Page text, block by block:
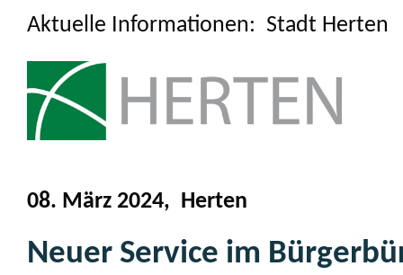
Aktuelle Informationen: Stadt Herten
08. März 2024, Herten
Neuer Service im